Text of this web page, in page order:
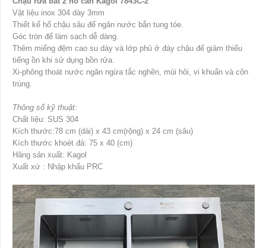
Vật liệu inox 304 dày 3mm
Thiết kế hố chậu sâu để ngăn nước bắn tung tóe.
Góc tròn để làm sạch dễ dàng.
Thêm miếng đệm cao su dày và lớp phủ ở đáy chậu để giảm thiểu
tiếng ồn khi sử dụng bồn rửa.
Xi-phông thoát nước ngăn ngừa tắc nghẽn, mùi hôi, vi khuẩn và côn
trùng.
Thông số kỹ thuật:
Chất liệu: SUS 304
Kích thước:78 cm (dài) x 43 cm(rộng) x 24 cm (sâu)
Kích thước khoét đá: 75 x 40 (cm)
Hãng sản xuất: Kagol
Xuất xứ : Nhập khẩu PRC